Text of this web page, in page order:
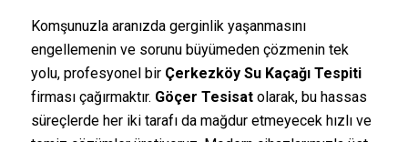
Komşunuzla aranızda gerginlik yaşanmasını
engellemenin ve sorunu büyümeden çözmenin tek
yolu, profesyonel bir Çerkezköy Su Kaçağı Tespiti
firması çağırmaktır. Göçer Tesisatolarak, bu hassas
süreçlerde her iki tarafı da mağdur etmeyecek hızlı ve